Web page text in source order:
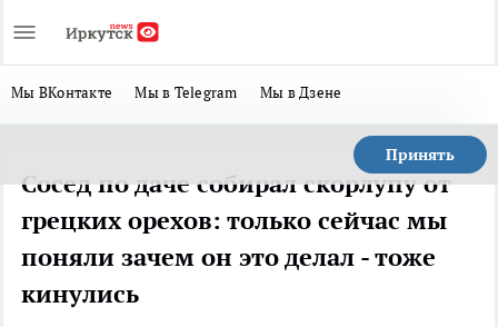
Мы ВКонтакте Мы в Telegram Мы в Дзене
Принять
Сосед по даче собирал скорлупу от
грецких орехов: только сейчас мы
поняли зачем он это делал - тоже
кинулись